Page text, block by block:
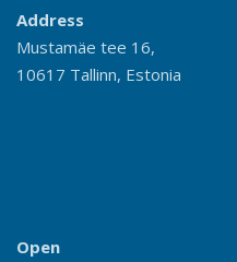
Address
Mustamäe tee 16,
10617 Tallinn, Estonia
Open